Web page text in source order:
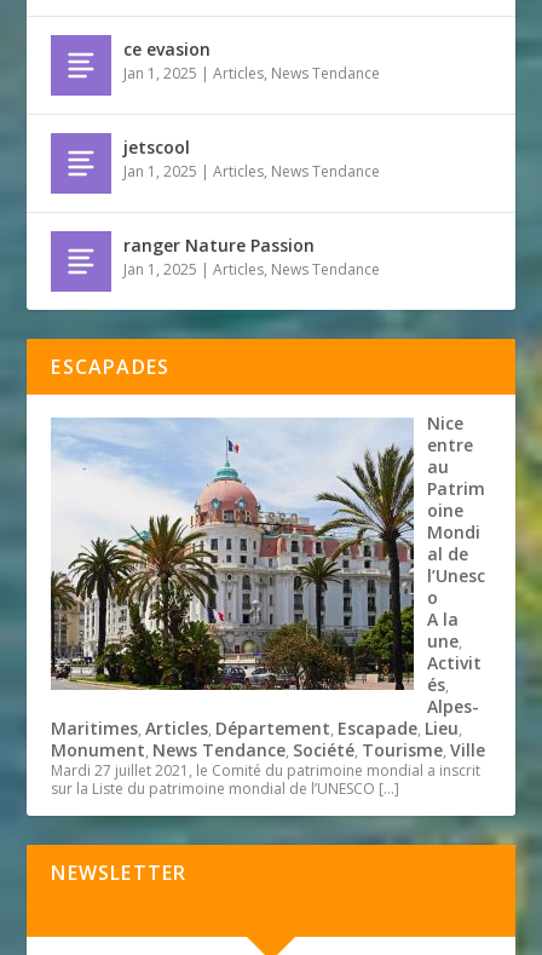
ce evasion
Jan 1, 2025 |Articles, News Tendance
jetscool
Jan 1, 2025 |Articles, News Tendance
ranger Nature Passion
Jan 1, 2025 |Articles, News Tendance
ESCAPADES
Nice
entre
au
Patrim
oine
Mondi
al de
l’Unesc
o
A la
une,
Activit
és,
Alpes-
Maritimes,Articles, Département, Escapade, Lieu,
Monument, News Tendance, Société, Tourisme,Ville
Mardi 27 juillet 2021, le Comité du patrimoine mondial a inscrit
sur la Liste du patrimoine mondial de l’UNESCO […]
NEWSLETTER